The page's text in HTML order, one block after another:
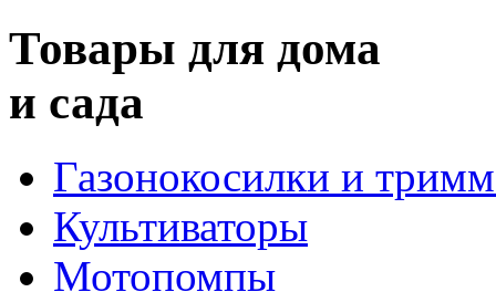
Товары для дома
и сада
Газонокосилки и
Культиваторы
Мотопомпы